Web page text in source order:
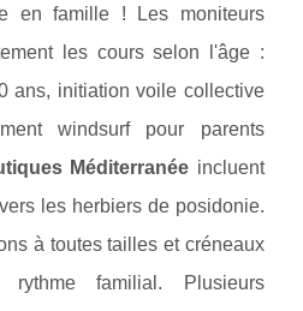
en famille ! Les moniteurs
les cours selon l'âge :
ans, initiation voile collective
windsurf pour parents
Méditerranée incluent
les herbiers de posidonie.
à toutes tailles et créneaux
rythme familial. Plusieurs